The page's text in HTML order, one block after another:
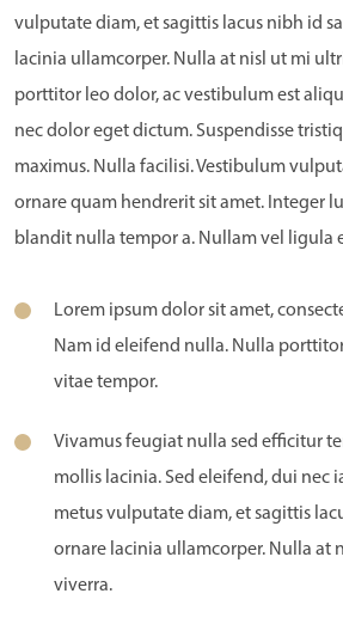
vulputate diam, et sagittis lacus nibh id
lacinia ullamcorper. Nulla at nisl ut mi
porttitor leo dolor, ac vestibulum est
nec dolor eget dictum. Suspendisse
maximus. Nulla facilisi. Vestibulum
ornare quam hendrerit sit amet. Integer
blandit nulla tempor a. Nullam vel ligula
Lorem ipsum dolor sit amet,
Nam id eleifend nulla. Nulla
vitae tempor.
Vivamus feugiat nulla sed efficitur
mollis lacinia. Sed eleifend, dui nec
metus vulputate diam, et sagittis
ornare lacinia ullamcorper. Nulla at
viverra.